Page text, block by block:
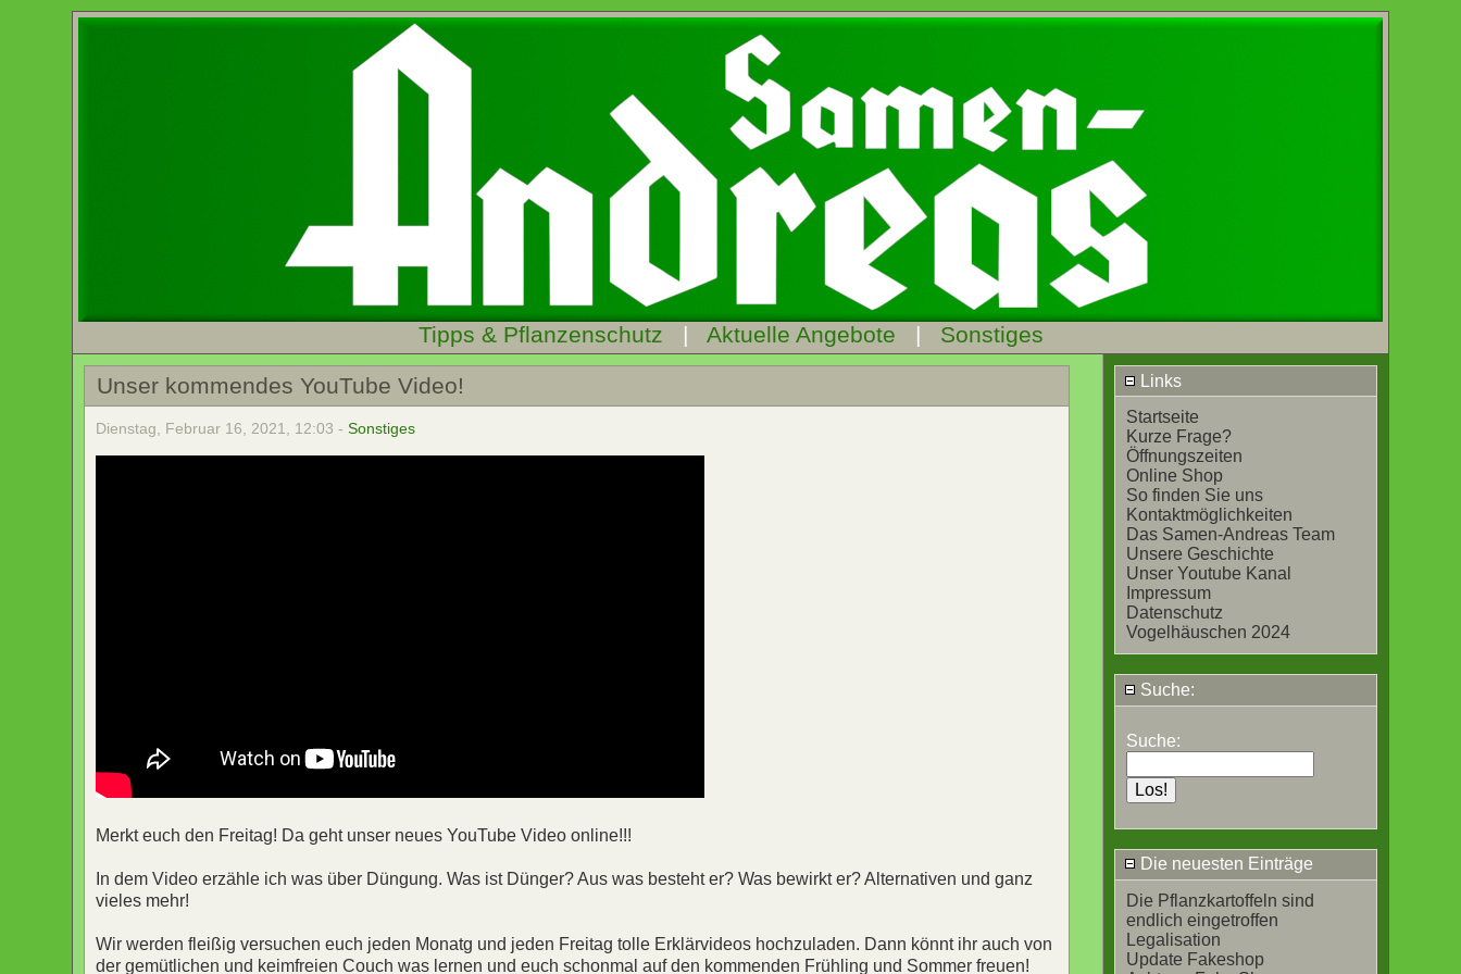
Tipps & Pflanzenschutz | Aktuelle Angebote | Sonstiges
Links
Startseite
Kurze Frage?
Öffnungszeiten
Online Shop
So finden Sie uns
Kontaktmöglichkeiten
Das Samen-Andreas Team
Unsere Geschichte
Unser Youtube Kanal
Impressum
Datenschutz
Vogelhäuschen 2024
Suche:
Suche:
Die neuesten Einträge
Die Pflanzkartoffeln sind
endlich eingetroffen
Legalisation
Update Fakeshop
Unser kommendes YouTube Video!
Dienstag, Februar 16, 2021, 12:03 -Sonstiges
Merkt euch den Freitag! Da geht unser neues YouTube Video online!!!
In dem Video erzähle ich was über Düngung. Was ist Dünger? Aus was besteht er? Was bewirkt er? Alternativen und ganz
vieles mehr!
Wir werden fleißig versuchen euch jeden Monatg und jeden Freitag tolle Erklärvideos hochzuladen. Dann könnt ihr auch von
der gemütlichen und keimfreien Couch was lernen und euch schonmal auf den kommenden Frühling und Sommer freuen!